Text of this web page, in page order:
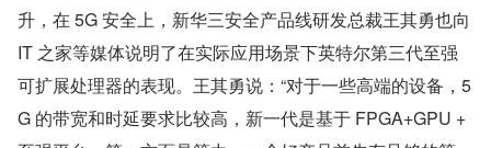
升，在 5G 安全上，新华三安全产品线研发总裁王其勇也向
IT 之家等媒体说明了在实际应用场景下英特尔第三代至强
可扩展处理器的表现。王其勇说：“对于一些高端的设备，5
G 的带宽和时延要求比较高，新一代是基于 FPGA+GPU +